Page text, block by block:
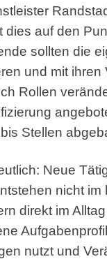
dies auf den
sollten die
und mit ihren
Rollen
Stellen
Neue
nicht im
direkt im
nutzt und